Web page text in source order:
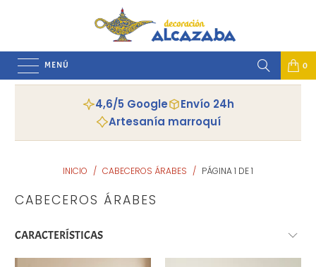
MENÚ 0
4,6/5 Google
Envío 24h
Artesanía marroquí
INICIO / CABECEROS ÁRABES / PÁGINA 1 DE 1
CABECEROS ÁRABES